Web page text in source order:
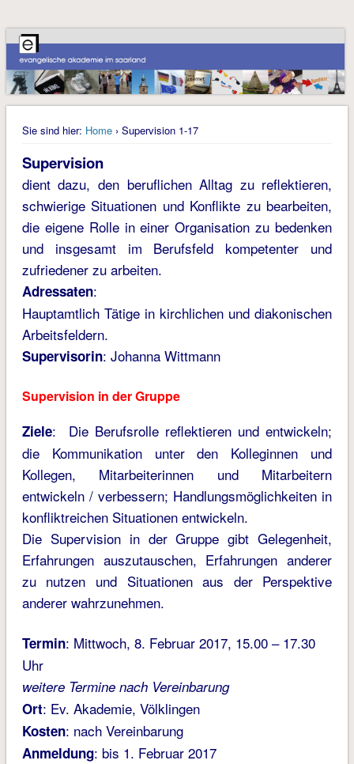
Sie sind hier: Home› Supervision 1-17
Supervision
dient dazu, den beruflichen Alltag zu reflektieren,
schwierige Situationen und Konflikte zu bearbeiten,
die eigene Rolle in einer Organisation zu bedenken
und insgesamt im Berufsfeld kompetenter und
zufriedener zu arbeiten.
Adressaten:
Hauptamtlich Tätige in kirchlichen und diakonischen
Arbeitsfeldern.
Supervisorin: Johanna Wittmann
Supervision in der Gruppe
Ziele: Die Berufsrolle reflektieren und entwickeln;
die Kommunikation unter den Kolleginnen und
Kollegen, Mitarbeiterinnen und Mitarbeitern
entwickeln / verbessern; Handlungsmöglichkeiten in
konfliktreichen Situationen entwickeln.
Die Supervision in der Gruppe gibt Gelegenheit,
Erfahrungen auszutauschen, Erfahrungen anderer
zu nutzen und Situationen aus der Perspektive
anderer wahrzunehmen.
Termin: Mittwoch, 8. Februar 2017, 15.00 – 17.30
Uhr
weitere Termine nach Vereinbarung
Ort: Ev. Akademie, Völklingen
Kosten: nach Vereinbarung
Anmeldung: bis 1. Februar 2017